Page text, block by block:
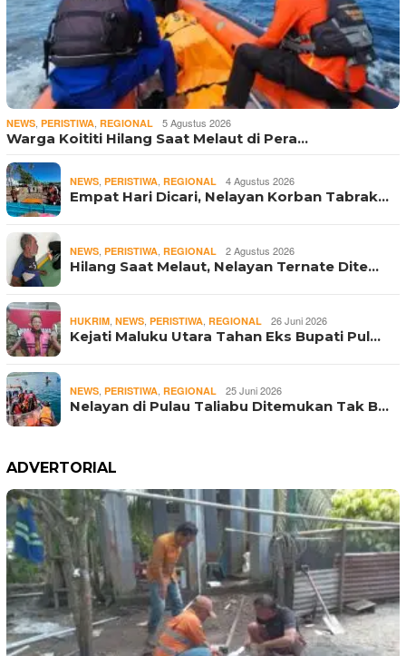
NEWS, PERISTIWA, REGIONAL 5 Agustus 2026
Warga Koititi Hilang Saat Melaut di Pera…
NEWS, PERISTIWA, REGIONAL 4 Agustus 2026
Empat Hari Dicari, Nelayan Korban Tabrak…
NEWS, PERISTIWA, REGIONAL 2 Agustus 2026
Hilang Saat Melaut, Nelayan Ternate Dite…
HUKRIM, NEWS, PERISTIWA, REGIONAL 26 Juni 2026
Kejati Maluku Utara Tahan Eks Bupati Pul…
NEWS, PERISTIWA, REGIONAL 25 Juni 2026
Nelayan di Pulau Taliabu Ditemukan Tak B…
ADVERTORIAL